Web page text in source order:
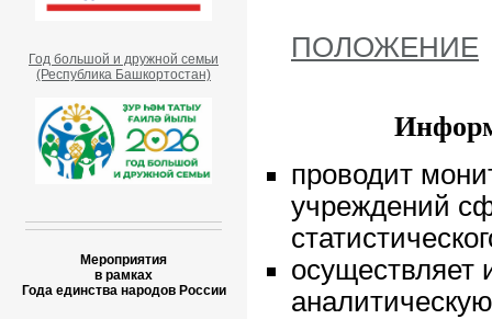
Год большой и дружной семьи
(Республика Башкортостан)
Мероприятия
в рамках
Года единства народов России
ПОЛОЖЕНИЕ
проводит
учреждений
осуществляет